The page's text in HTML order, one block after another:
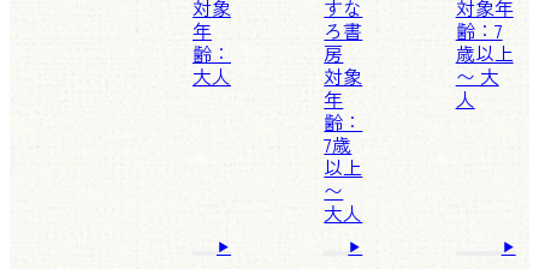
対象
年
齢：
大人
すな
ろ書
房
対象
年
齢：
7歳
以上
〜
大人
対象年
齢：7
歳以上
〜 大
人